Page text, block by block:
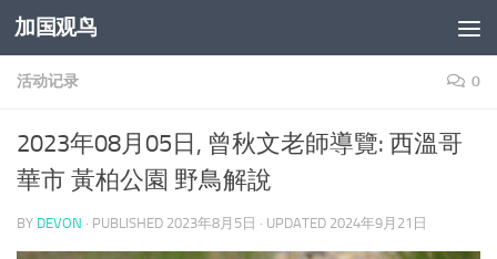
Skip to content
加国观鸟
活动记录 0
2023年08月05日, 曾秋文老師導覽: 西溫哥
華市 黃柏公園 野鳥解說
BY DEVON · PUBLISHED 2023年8月5日 · UPDATED 2024年9月21日